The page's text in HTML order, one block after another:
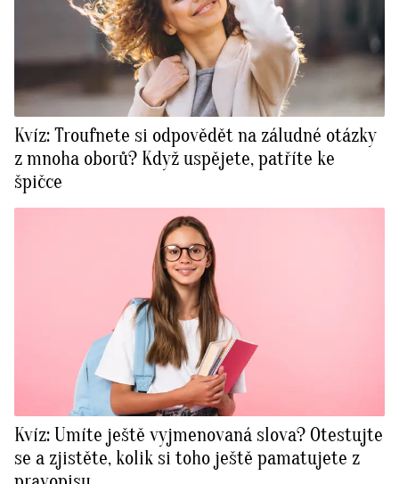
Kvíz: Troufnete si odpovědět na záludné otázky
z mnoha oborů? Když uspějete, patříte ke
špičce
Kvíz: Umíte ještě vyjmenovaná slova? Otestujte
se a zjistěte, kolik si toho ještě pamatujete z